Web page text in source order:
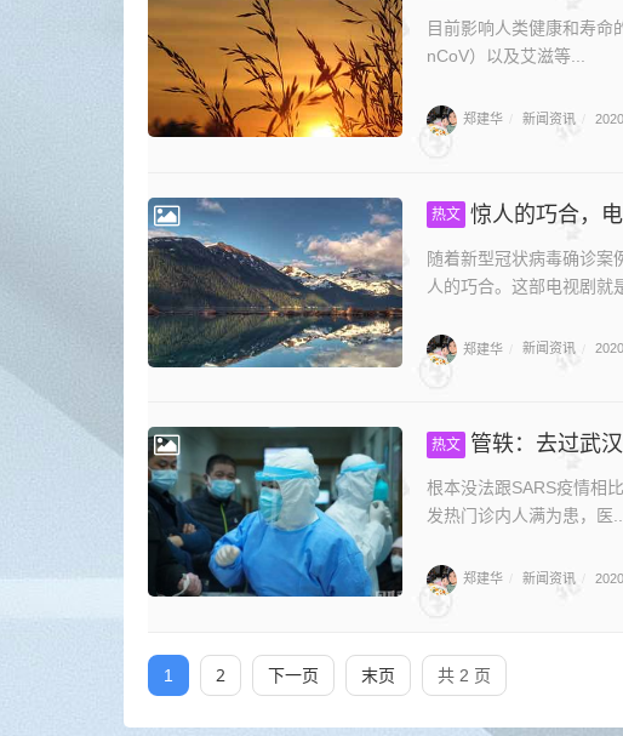
目前影响人类健康和寿
nCoV）以及艾滋等...
郑建华 新闻资讯
热文 惊人的巧合，
随着新型冠状病毒确诊案
人的巧合。这部电视剧就
郑建华 新闻资讯
热文 管轶：去过武
根本没法跟SARS疫情相
发热门诊内人满为患，医...
郑建华 新闻资讯
1 2 下一页 末页 共 2 页